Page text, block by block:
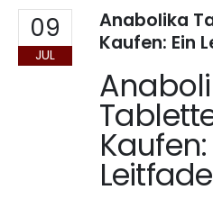
09
JUL
Anabolika
Kaufen: Ein
Kaufen: